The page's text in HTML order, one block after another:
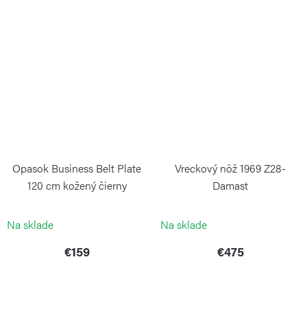
Opasok Business Belt Plate
120 cm kožený čierny
Na sklade
€159
Vreckový nôž 1969 Z28-
Damast
Na sklade
€475